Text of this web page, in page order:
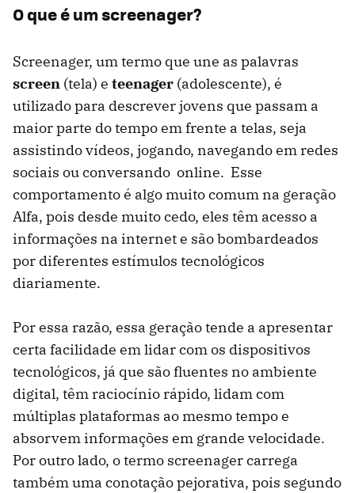
O que é um screenager?
Screenager, um termo que une as palavras
screen (tela) e teenager (adolescente), é
utilizado para descrever jovens que passam a
maior parte do tempo em frente a telas, seja
assistindo vídeos, jogando, navegando em redes
sociais ou conversando online. Esse
comportamento é algo muito comum na geração
Alfa, pois desde muito cedo, eles têm acesso a
informações na internet e são bombardeados
por diferentes estímulos tecnológicos
diariamente.
Por essa razão, essa geração tende a apresentar
certa facilidade em lidar com os dispositivos
tecnológicos, já que são fluentes no ambiente
digital, têm raciocínio rápido, lidam com
múltiplas plataformas ao mesmo tempo e
absorvem informações em grande velocidade.
Por outro lado, o termo screenager carrega
também uma conotação pejorativa, pois segundo